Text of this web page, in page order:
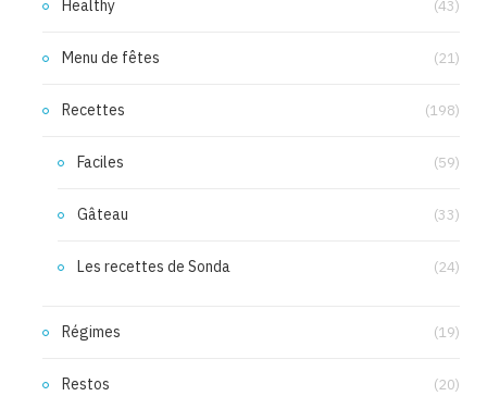
Healthy (43)
Menu de fêtes (21)
Recettes (198)
Faciles (59)
Gâteau (33)
Les recettes de Sonda (24)
Régimes (19)
Restos (20)